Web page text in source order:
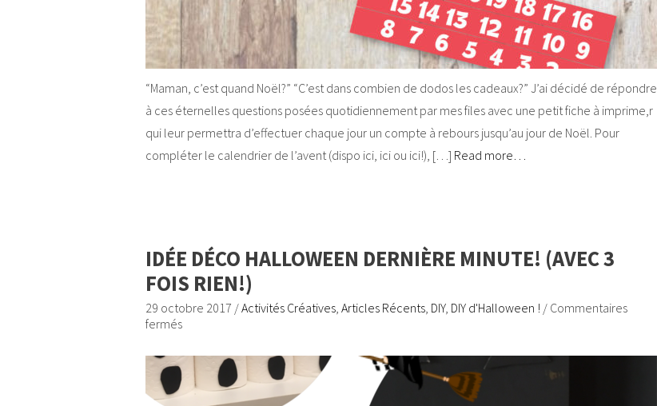
“Maman, c’est quand Noël?” “C’est dans combien de dodos les cadeaux?” J’ai décidé de répondre
à ces éternelles questions posées quotidiennement par mes files avec une petit fiche à imprime,r
qui leur permettra d’effectuer chaque jour un compte à rebours jusqu’au jour de Noël. Pour
compléter le calendrier de l’avent (dispo ici, ici ou ici!), […] Read more…
IDÉE DÉCO HALLOWEEN DERNIÈRE MINUTE! (AVEC 3
FOIS RIEN!)
29 octobre 2017 /Activités Créatives Articles Récents DIY, DIY d'Halloween ! / Commentaires
fermés